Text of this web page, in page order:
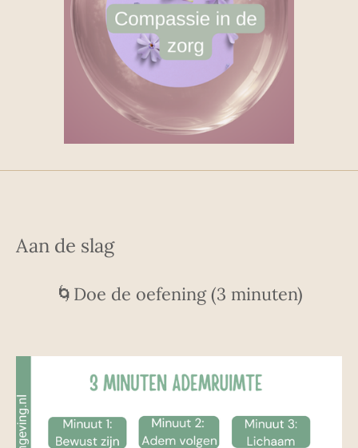
Aan de slag
🌀Doe de oefening (3 minuten)